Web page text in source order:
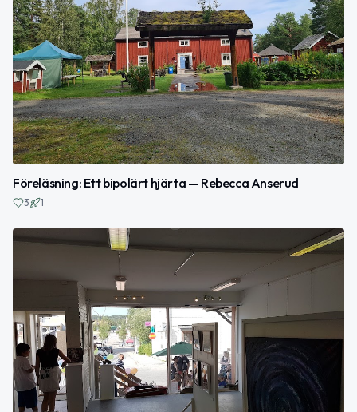
Föreläsning: Ett bipolärt hjärta — Rebecca Anserud
3 1